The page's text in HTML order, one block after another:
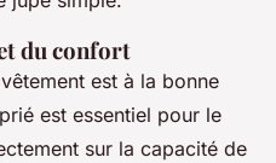
du confort
est à la bonne
est essentiel pour le
sur la capacité de